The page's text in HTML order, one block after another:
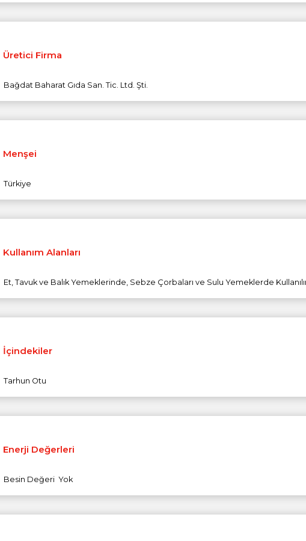
Üretici Firma
Bağdat Baharat Gıda San. Tic. Ltd. Şti.
Menşei
Türkiye
Kullanım Alanları
Et, Tavuk ve Balık Yemeklerinde, Sebze Çorbaları ve Sulu Yemeklerde
İçindekiler
Tarhun Otu
Enerji Değerleri
Besin Değeri Yok